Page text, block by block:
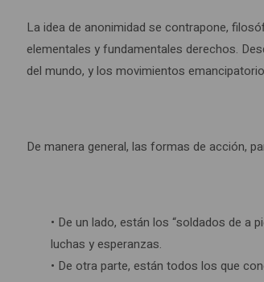
La idea de anonimidad se contrapone,
elementales y fundamentales derechos.
del mundo, y los movimientos
De manera general, las formas de acción,
• De un lado, están los “soldados de a
luchas y esperanzas.
• De otra parte, están todos los que